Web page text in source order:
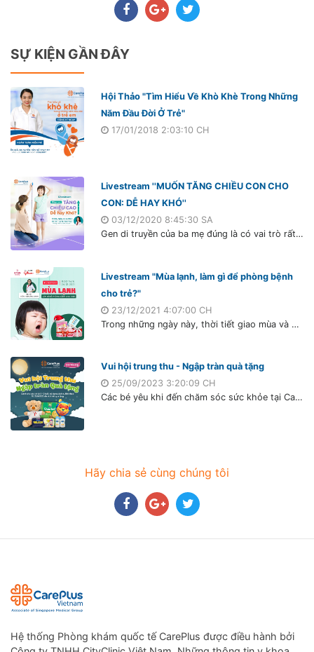
SỰ KIỆN GẦN ĐÂY
Hội Thảo "Tìm Hiểu Về Khò Khè Trong Những
Năm Đầu Đời Ở Trẻ"
17/01/2018 2:03:10 CH
Livestream ''MUỐN TĂNG CHIỀU CON CHO
CON: DỄ HAY KHÓ''
03/12/2020 8:45:30 SA
Gen di truyền của ba mẹ đúng là có vai trò rất quan trọng đối với chiều cao của con cái. Tuy nhiên đó không phải là yếu tố quyết định duy nhất. Ba mẹ thấp không có nghĩa là con chắc chắn cũng sẽ thấp. Sự phát triển chiều cao tối ưu của 1 đứa trẻ, ngoài Gen di truyền, còn phụ thuộc vào nhiều yếu tố khác như Dinh dưỡng, Vận động, Giấc ngủ,...
Livestream "Mùa lạnh, làm gì để phòng bệnh
cho trẻ?"
23/12/2021 4:07:00 CH
Trong những ngày này, thời tiết giao mùa và se lạnh dễ gây ra nhiều vấn đề sức khỏe ở trẻ nhỏ. Đây là thời điểm thuận lợi cho các vi khuẩn, virus gây bệnh sinh sôi, phát triển mạnh mẽ và lây lan nhanh trong cộng đồng, đặc biệt trẻ em là đối tượng có nguy cơ cao mắc bệnh và gặp biến chứng nặng.
Vui hội trung thu - Ngập tràn quà tặng
25/09/2023 3:20:09 CH
Các bé yêu khi đến chăm sóc sức khỏe tại CarePlus từ ngày 26/9/2023 sẽ nhận được những phần quà tặng hấp dẫn của CarePlus, Hệ thống siêu thị mẹ và bé Con Cưng.
Hãy chia sẻ cùng chúng tôi
Hệ thống Phòng khám quốc tế CarePlus được điều hành bởi